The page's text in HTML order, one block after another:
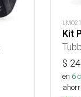
Kit
$
en 6